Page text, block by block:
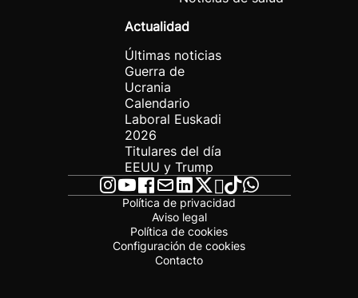
Actualidad
Últimas noticias
Guerra de
Ucrania
Calendario
Laboral Euskadi
2026
Titulares del día
EEUU y Trump
Política de privacidad
Aviso legal
Política de cookies
Configuración de cookies
Contacto